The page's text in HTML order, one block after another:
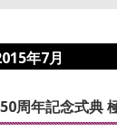
年7月
周年記念式典